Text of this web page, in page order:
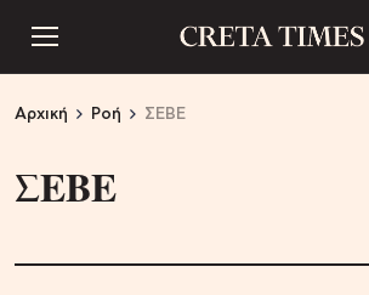
Αρχική Ροή ΣΕΒΕ
ΣΕΒΕ